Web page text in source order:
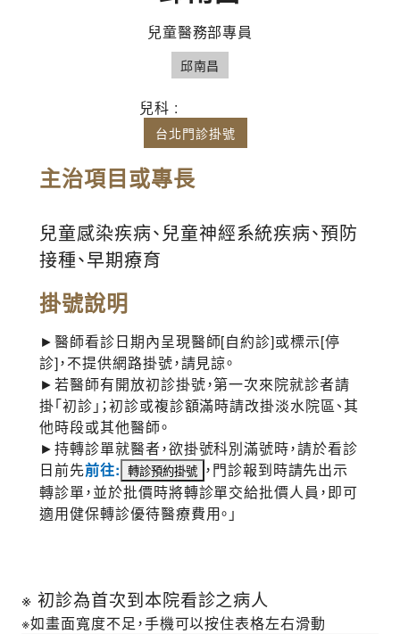
兒童醫務部專員
邱南昌
兒科 :
台北門診掛號
主治項目或專長
兒童感染疾病、兒童神經系統疾病、預防
接種、早期療育
掛號說明
►醫師看診日期內呈現醫師[自約診]或標示[停
診]，不提供網路掛號，請見諒。
►若醫師有開放初診掛號，第一次來院就診者請
掛「初診」；初診或複診額滿時請改掛淡水院區、其
他時段或其他醫師。
►持轉診單就醫者，欲掛號科別滿號時，請於看診
日前先前往:
，門診報到時請先出示
轉診單，並於批價時將轉診單交給批價人員，即可
適用健保轉診優待醫療費用。」
※ 初診為首次到本院看診之病人
※如畫面寬度不足，手機可以按住表格左右滑動